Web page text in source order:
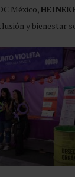
México,
y bienestar